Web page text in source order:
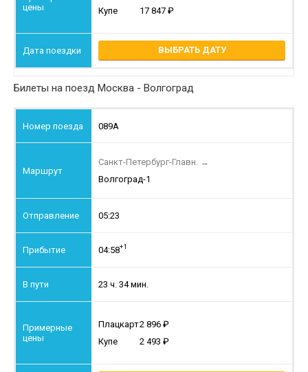
Купе
17 847
ВЫБРАТЬ ДАТУ
Билеты на поезд Москва - Волгоград
089А
Санкт-Петербург-Главн. →
Волгоград-1
05:23
04:58+1
23 ч. 34 мин.
Плацкарт2 896
Купе
2 493